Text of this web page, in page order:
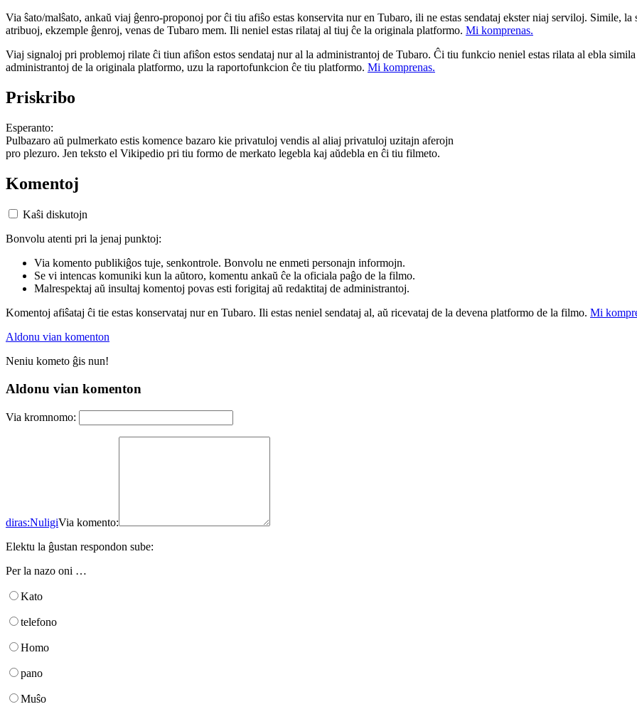
Via ŝato/malŝato, ankaŭ viaj ĝenro-proponoj por ĉi tiu afiŝo estas konservita nur en Tubaro, ili ne estas sendataj ekster niaj serviloj. Simile,
atribuoj, ekzemple ĝenroj, venas de Tubaro mem. Ili neniel estas rilataj al tiuj ĉe la originala platformo. Mi komprenas.
Viaj signaloj pri problemoj rilate ĉi tiun afiŝon estos sendataj nur al la administrantoj de Tubaro. Ĉi tiu funkcio neniel estas rilata al ebla
administrantoj de la originala platformo, uzu la raportofunkcion ĉe tiu platformo. Mi komprenas.
Priskribo
Esperanto:
Pulbazaro aŭ pulmerkato estis komence bazaro kie privatuloj vendis al aliaj privatuloj uzitajn aferojn
pro plezuro. Jen teksto el Vikipedio pri tiu formo de merkato legebla kaj aŭdebla en ĉi tiu filmeto.
Komentoj
Kaŝi diskutojn
Bonvolu atenti pri la jenaj punktoj:
Via komento publikiĝos tuje, senkontrole. Bonvolu ne enmeti personajn informojn.
Se vi intencas komuniki kun la aŭtoro, komentu ankaŭ ĉe la oficiala paĝo de la filmo.
Malrespektaj aŭ insultaj komentoj povas esti forigitaj aŭ redaktitaj de administrantoj.
Komentoj afiŝataj ĉi tie estas konservataj nur en Tubaro. Ili estas neniel sendataj al, aŭ ricevataj de la devena platformo de la filmo. Mi
Aldonu vian komenton
Neniu kometo ĝis nun!
Aldonu vian komenton
Via kromnomo:
diras:NuligiVia komento:
Elektu la ĝustan respondon sube:
Per la nazo oni …
Kato
telefono
Homo
pano
Muŝo